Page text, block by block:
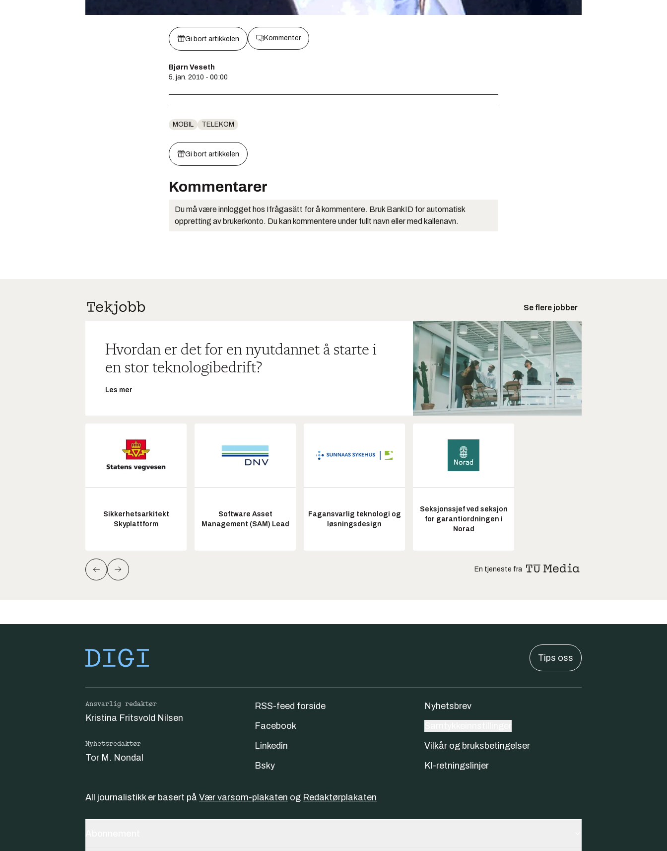
Gi bort artikkelen Kommenter
Bjørn Veseth
5. jan. 2010 - 00:00
MOBIL TELEKOM
Gi bort artikkelen
Kommentarer
Du må være innlogget hos Ifrågasätt for å kommentere. Bruk BankID for automatisk
oppretting av brukerkonto. Du kan kommentere under fullt navn eller med kallenavn.
Se flere jobber
Hvordan er det for en nyutdannet å starte i
en stor teknologibedrift?
Les mer
Sikkerhetsarkitekt
Skyplattform
Software Asset
Management (SAM) Lead
Fagansvarlig teknologi og
løsningsdesign
Seksjonssjef ved seksjon
for garantiordningen i
Norad
En tjeneste fra
Tips oss
Ansvarlig redaktør
Kristina Fritsvold Nilsen
Nyhetsredaktør
Tor M. Nondal
RSS-feed forside
Facebook
Linkedin
Bsky
Nyhetsbrev
Vilkår og bruksbetingelser
KI-retningslinjer
All journalistikk er basert på Vær varsom-plakaten og Redaktørplakaten